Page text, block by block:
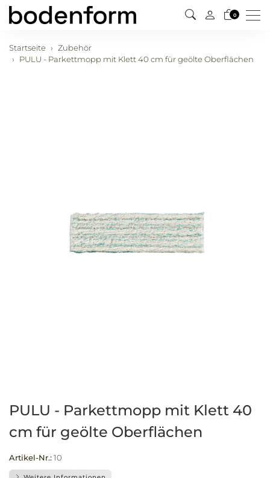
0
Startseite
Zubehör
PULU - Parkettmopp mit Klett 40 cm für geölte Oberflächen
PULU - Parkettmopp mit Klett 40
cm für geölte Oberflächen
Artikel-Nr.: 10